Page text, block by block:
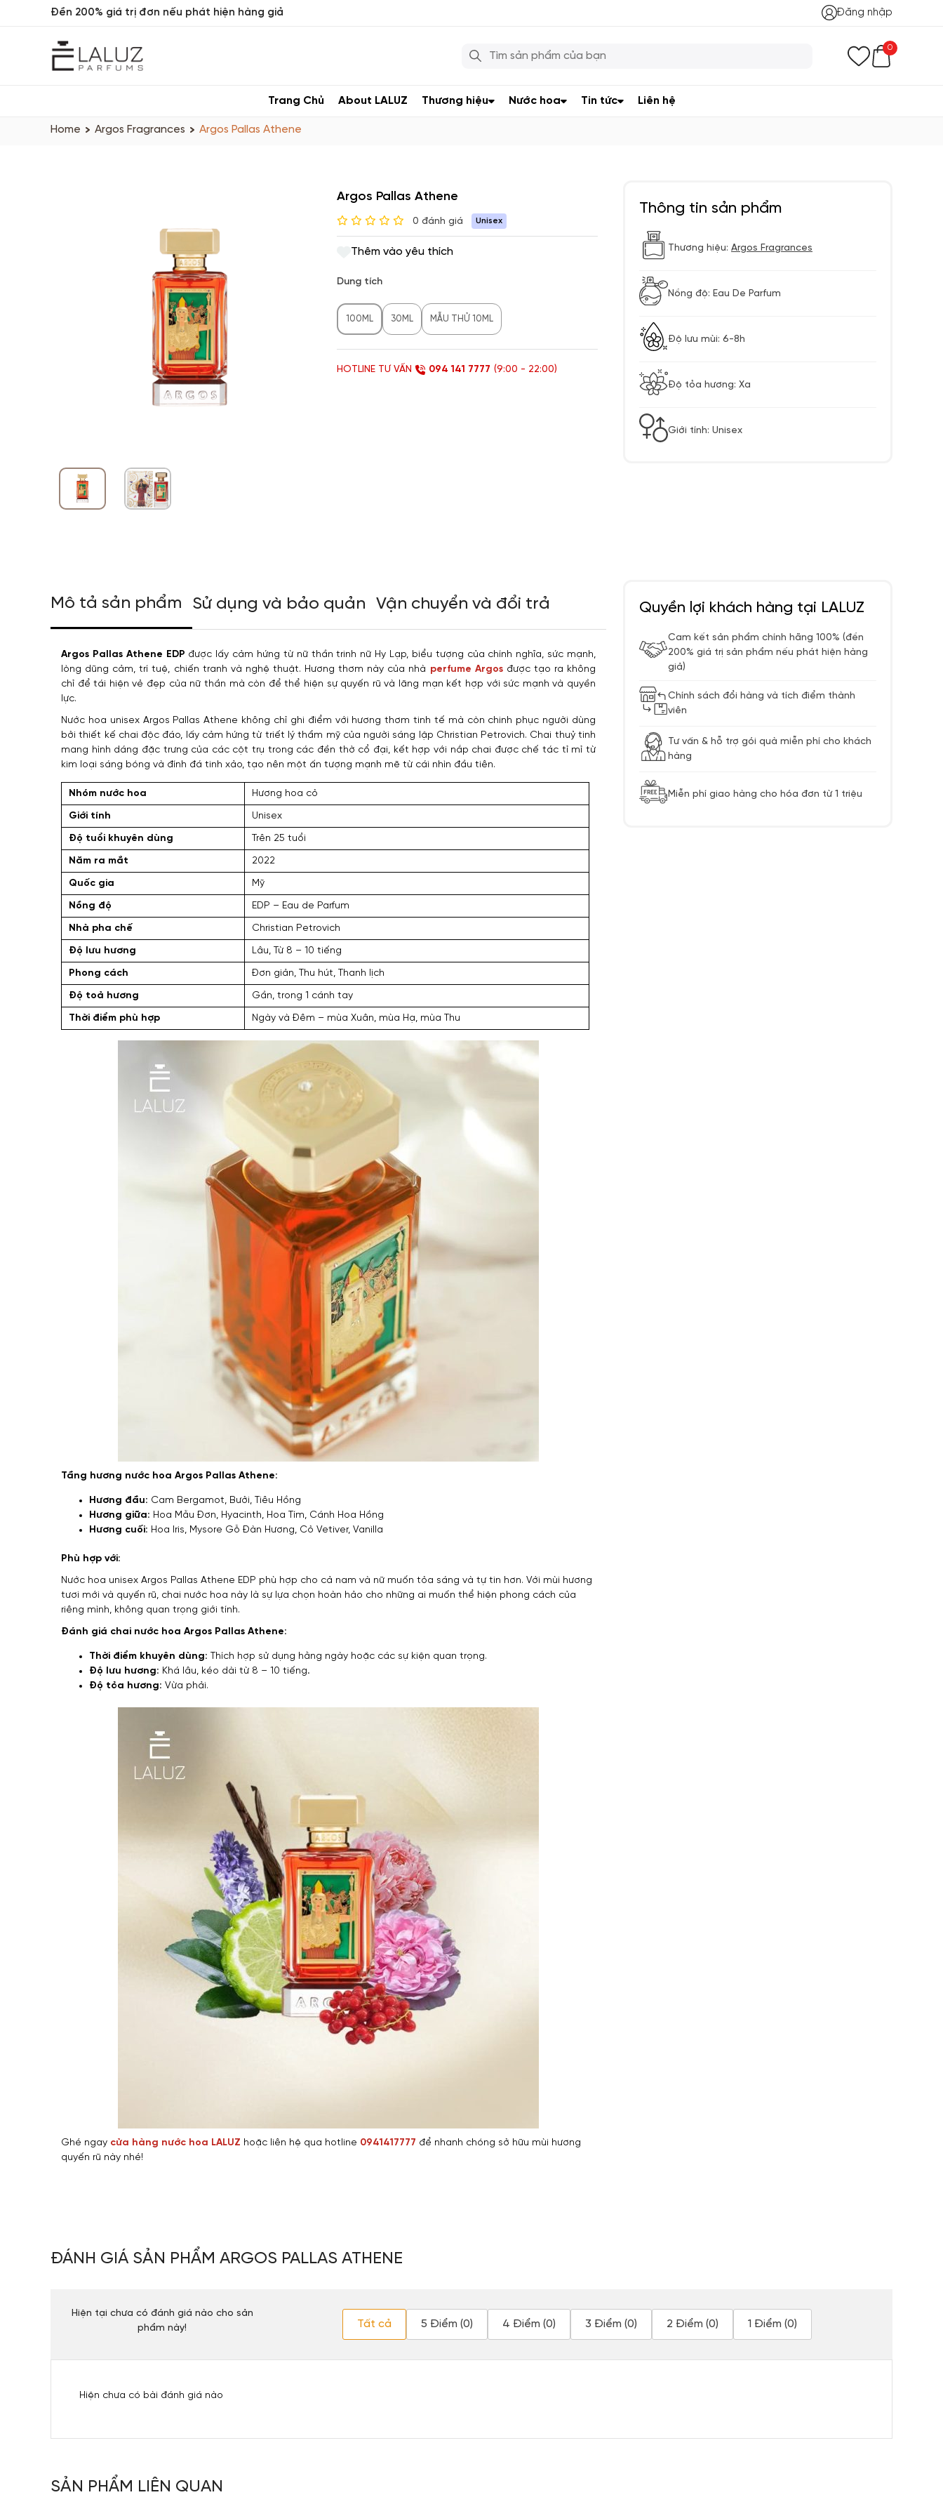
Đền 200% giá trị đơn nếu phát hiện hàng giả Đăng nhập
0
Trang Chủ About LALUZ Thương hiệu Nước hoa Tin tức Liên hệ
Home Argos Fragrances Argos Pallas Athene
Argos Pallas Athene
0 đánh giá Unisex
Thêm vào yêu thích
Dung tích
100ML 30ML MẪU THỬ 10ML
HOTLINE TƯ VẤN 094 141 7777 (9:00 - 22:00)
Thông tin sản phẩm
Thương hiệu: Argos Fragrances
Nồng độ: Eau De Parfum
Độ lưu mùi: 6-8h
Độ tỏa hương: Xa
Giới tính: Unisex
Mô tả sản phẩm Sử dụng và bảo quản Vận chuyển và đổi trả
Argos Pallas Athene EDP được lấy cảm hứng từ nữ thần trinh nữ Hy Lạp, biểu tượng của chính nghĩa, sức mạnh,
lòng dũng cảm, trí tuệ, chiến tranh và nghệ thuật. Hương thơm này của nhà perfume Argosđược tạo ra không
chỉ để tái hiện vẻ đẹp của nữ thần mà còn để thể hiện sự quyến rũ và lãng mạn kết hợp với sức mạnh và quyền
lực.
Nước hoa unisex Argos Pallas Athene không chỉ ghi điểm với hương thơm tinh tế mà còn chinh phục người dùng
bởi thiết kế chai độc đáo, lấy cảm hứng từ triết lý thẩm mỹ của người sáng lập Christian Petrovich. Chai thuỷ tinh
mang hình dáng đặc trưng của các cột trụ trong các đền thờ cổ đại, kết hợp với nắp chai được chế tác tỉ mỉ từ
kim loại sáng bóng và đính đá tinh xảo, tạo nên một ấn tượng mạnh mẽ từ cái nhìn đầu tiên.
Nhóm nước hoa Hương hoa cỏ
Giới tính Unisex
Độ tuổi khuyên dùng Trên 25 tuổi
Năm ra mắt 2022
Quốc gia Mỹ
Nồng độ EDP – Eau de Parfum
Nhà pha chế Christian Petrovich
Độ lưu hương Lâu, Từ 8 – 10 tiếng
Phong cách Đơn giản, Thu hút, Thanh lịch
Độ toả hương Gần, trong 1 cánh tay
Thời điểm phù hợp Ngày và Đêm – mùa Xuân, mùa Hạ, mùa Thu
Tầng hương nước hoa Argos Pallas Athene:
Hương đầu: Cam Bergamot, Bưởi, Tiêu Hồng
Hương giữa: Hoa Mẫu Đơn, Hyacinth, Hoa Tím, Cánh Hoa Hồng
Hương cuối: Hoa Iris, Mysore Gỗ Đàn Hương, Cỏ Vetiver, Vanilla
Phù hợp với:
Nước hoa unisex Argos Pallas Athene EDP phù hợp cho cả nam và nữ muốn tỏa sáng và tự tin hơn. Với mùi hương
tươi mới và quyến rũ, chai nước hoa này là sự lựa chọn hoàn hảo cho những ai muốn thể hiện phong cách của
riêng mình, không quan trọng giới tính.
Đánh giá chai nước hoa Argos Pallas Athene:
Thời điểm khuyên dùng: Thích hợp sử dụng hằng ngày hoặc các sự kiện quan trọng.
Độ lưu hương: Khá lâu, kéo dài từ 8 – 10 tiếng.
Độ tỏa hương: Vừa phải.
Ghé ngay cửa hàng nước hoa LALUZ hoặc liên hệ qua hotline 0941417777 để nhanh chóng sở hữu mùi hương
quyến rũ này nhé!
Quyền lợi khách hàng tại LALUZ
Cam kết sản phẩm chính hãng 100% (đền
200% giá trị sản phẩm nếu phát hiện hàng
giả)
Chính sách đổi hàng và tích điểm thành
viên
Tư vấn & hỗ trợ gói quà miễn phí cho khách
hàng
Miễn phí giao hàng cho hóa đơn từ 1 triệu
ĐÁNH GIÁ SẢN PHẨM ARGOS PALLAS ATHENE
Hiện tại chưa có đánh giá nào cho sản
phẩm này!
Tất cả 5 Điểm (0) 4 Điểm (0) 3 Điểm (0) 2 Điểm (0) 1 Điểm (0)
Hiện chưa có bài đánh giá nào
SẢN PHẨM LIÊN QUAN